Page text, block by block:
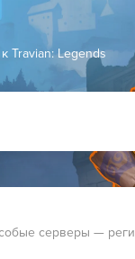
Travian: Legends
серверы —